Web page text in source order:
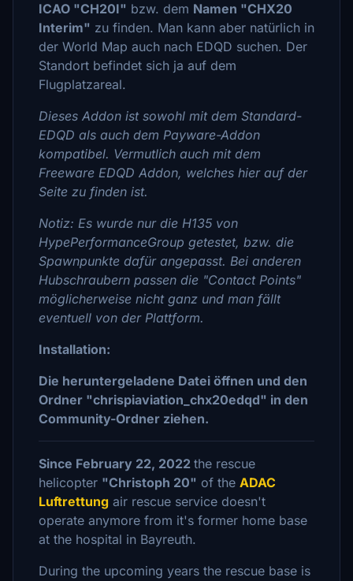
ICAO "CH20I" bzw. dem Namen "CHX20
Interim" zu finden. Man kann aber natürlich in
der World Map auch nach EDQD suchen. Der
Standort befindet sich ja auf dem
Flugplatzareal.
Dieses Addon ist sowohl mit dem Standard-
EDQD als auch dem Payware-Addon
kompatibel. Vermutlich auch mit dem
Freeware EDQD Addon, welches hier auf der
Seite zu finden ist.
Notiz: Es wurde nur die H135 von
HypePerformanceGroup getestet, bzw. die
Spawnpunkte dafür angepasst. Bei anderen
Hubschraubern passen die "Contact Points"
möglicherweise nicht ganz und man fällt
eventuell von der Plattform.
Installation:
Die heruntergeladene Datei öffnen und den
Ordner "chrispiaviation_chx20edqd" in den
Community-Ordner ziehen.
Since February 22, 2022 the rescue
helicopter "Christoph 20" of the ADAC
Luftrettung air rescue service doesn't
operate anymore from it's former home base
at the hospital in Bayreuth.
During the upcoming years the rescue base is